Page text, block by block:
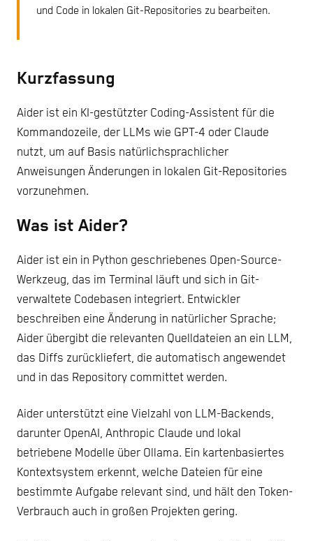
und Code in lokalen Git-Repositories zu bearbeiten.
Kurzfassung
Aider ist ein KI-gestützter Coding-Assistent für die
Kommandozeile, der LLMs wie GPT-4 oder Claude
nutzt, um auf Basis natürlichsprachlicher
Anweisungen Änderungen in lokalen Git-Repositories
vorzunehmen.
Was ist Aider?
Aider ist ein in Python geschriebenes Open-Source-
Werkzeug, das im Terminal läuft und sich in Git-
verwaltete Codebasen integriert. Entwickler
beschreiben eine Änderung in natürlicher Sprache;
Aider übergibt die relevanten Quelldateien an ein LLM,
das Diffs zurückliefert, die automatisch angewendet
und in das Repository committet werden.
Aider unterstützt eine Vielzahl von LLM-Backends,
darunter OpenAI, Anthropic Claude und lokal
betriebene Modelle über Ollama. Ein kartenbasiertes
Kontextsystem erkennt, welche Dateien für eine
bestimmte Aufgabe relevant sind, und hält den Token-
Verbrauch auch in großen Projekten gering.